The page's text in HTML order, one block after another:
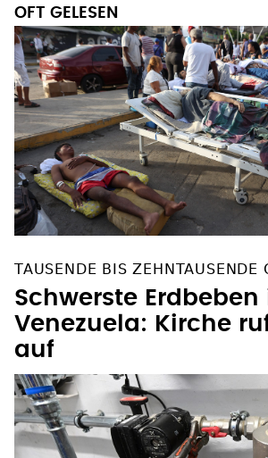
OFT GELESEN
TAUSENDE BIS ZEHNTAUSENDE
Schwerste Erdbeben
Venezuela: Kirche